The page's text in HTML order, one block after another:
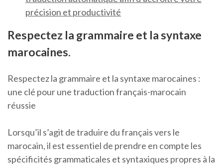
précision et productivité
Respectez la grammaire et la syntaxe
marocaines.
Respectez la grammaire et la syntaxe marocaines :
une clé pour une traduction français-marocain
réussie
Lorsqu’il s’agit de traduire du français vers le
marocain, il est essentiel de prendre en compte les
spécificités grammaticales et syntaxiques propres à la